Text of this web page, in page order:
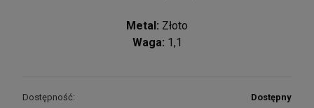
Metal: Złoto
Waga: 1,1
Dostępność:
Dostępny